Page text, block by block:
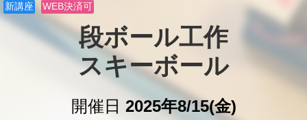
新講座 WEB決済可
段ボール工作
スキーボール
開催日 2025年8/15(金)